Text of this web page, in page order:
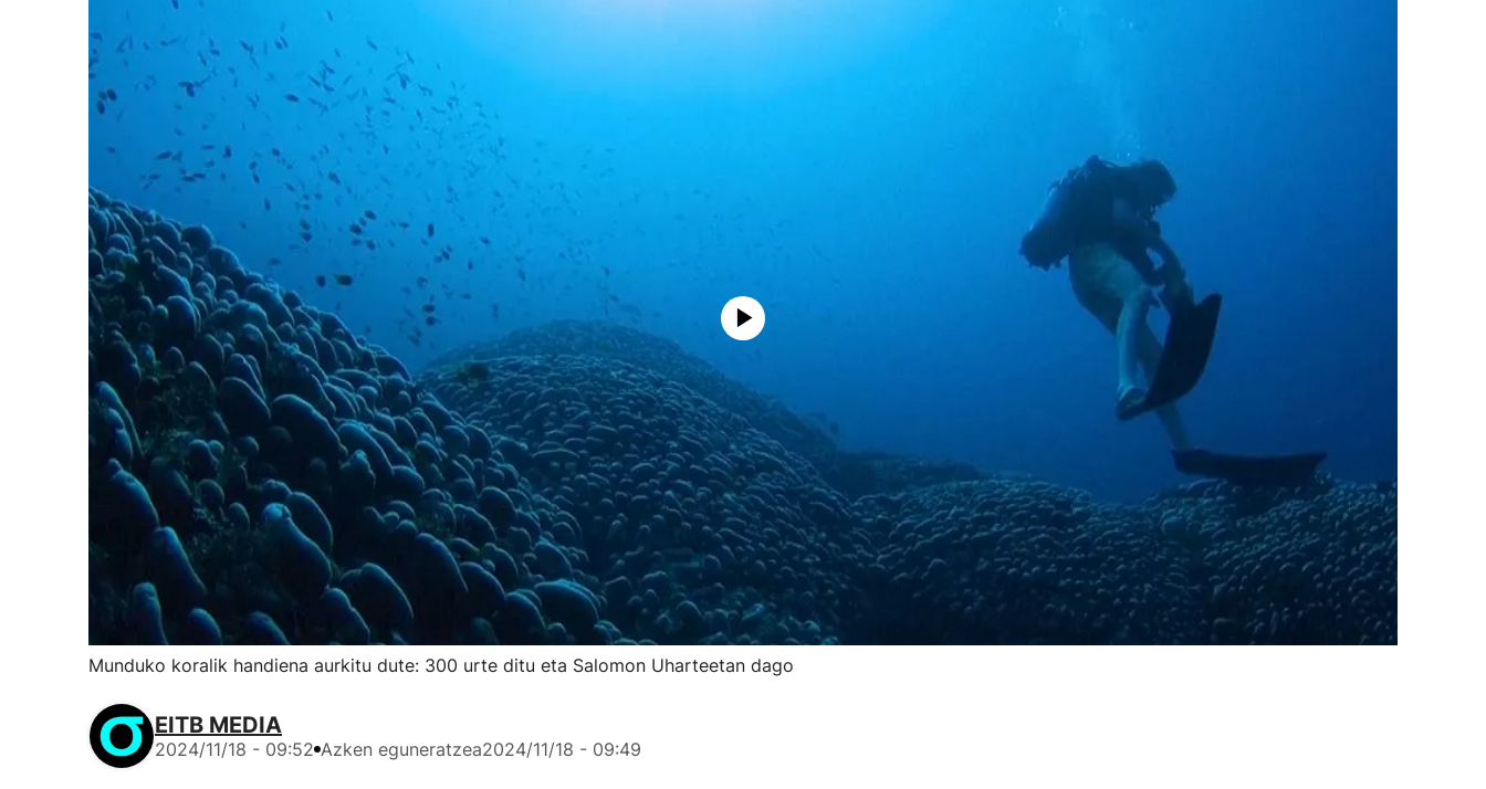
Munduko koralik handiena aurkitu dute: 300 urte ditu eta Salomon Uharteetan dago
EITB MEDIA
2024/11/18 - 09:52 Azken eguneratzea2024/11/18 - 09:49